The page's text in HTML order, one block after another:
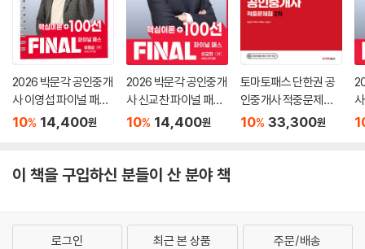
2026 박문각 공인중개
사 이영섭 파이널 패스
100선 1차 부동산학개
10% 14,400원
2026 박문각 공인중개
사 신교찬 파이널 패스
100선 1차 부동산학개
10% 14,400원
토마토패스 단한권 공
인중개사 적중문제집 2
차
10% 33,300원
0
이 책을 구입하신 분들이 산 분야 책
로그인 최근 본 상품 주문/배송